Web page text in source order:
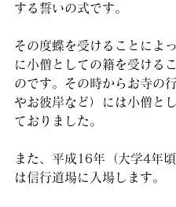
する誓いの式です。
その度蝶を受けることによ
に小僧としての籍を受ける
のです。その時からお寺の
やお彼岸など）には小僧と
ておりました。
また、平成16年（大学4年
は信行道場に入場します。